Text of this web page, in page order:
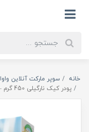
خانه سوپر مارکت آنلاین
پودر کیک نارگیلی 450 گرم – جعبه ایی